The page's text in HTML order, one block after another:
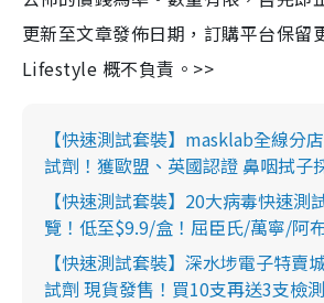
更新至文章發佈日期，訂購平台保留
Lifestyle 概不負責。>>
【快速測試套裝】masklab全線分
試劑！獲歐盟、英國認證 鼻咽拭子
【快速測試套裝】20大病毒快速測
覽！低至$9.9/盒！屈臣氏/萬寧/阿
【快速測試套裝】深水埗電子特賣
試劑 現貨發售！買10支再送3支檢